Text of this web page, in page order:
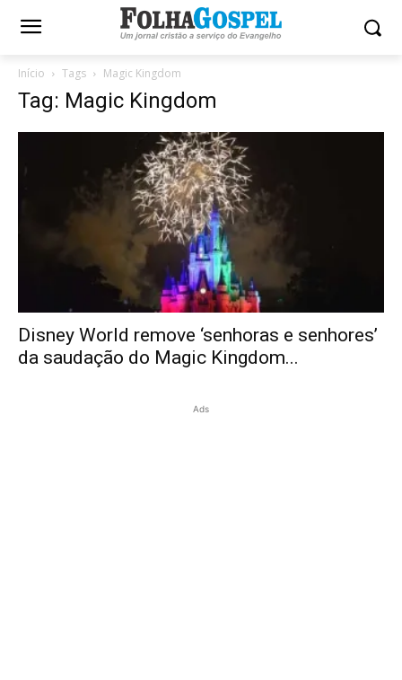
Início Tags Magic Kingdom
Tag: Magic Kingdom
Disney World remove ‘senhoras e senhores’
da saudação do Magic Kingdom...
Ads